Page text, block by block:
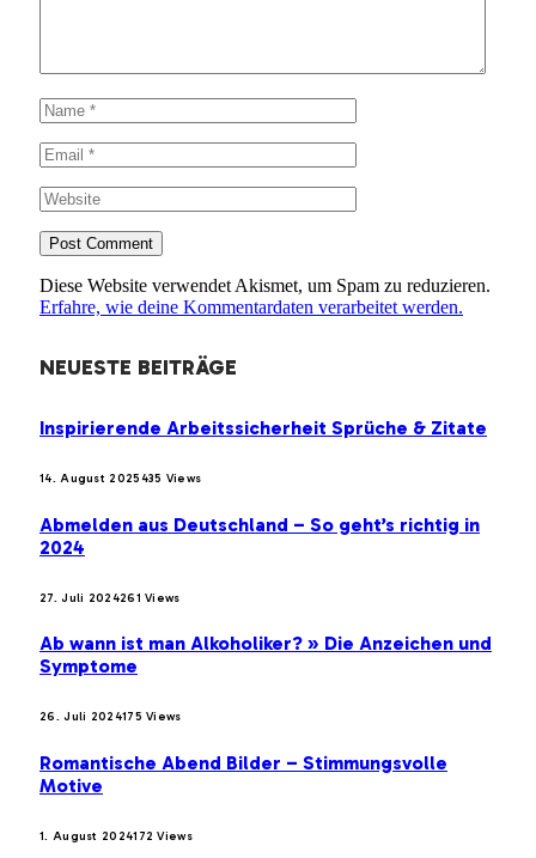
Diese Website verwendet Akismet, um Spam zu reduzieren.
Erfahre, wie deine Kommentardaten verarbeitet werden.
NEUESTE BEITRÄGE
Inspirierende Arbeitssicherheit Sprüche & Zitate
14. August 2025435 Views
Abmelden aus Deutschland – So geht’s richtig in
2024
27. Juli 2024261Views
Ab wann ist man Alkoholiker? » Die Anzeichen und
Symptome
26. Juli 2024175Views
Romantische Abend Bilder – Stimmungsvolle
Motive
1. August 2024172Views